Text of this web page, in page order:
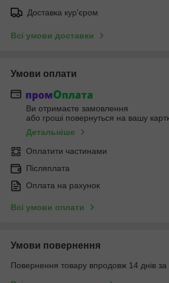
Доставка кур'єром
Всі умови доставки
Умови оплати
Ви отримаєте замовлення
або гроші повернуться на вашу
Детальніше
Оплатити частинами
Післяплата
Оплата на рахунок
Всі умови оплати
Умови повернення
Повернення товару впродовж 14 днів